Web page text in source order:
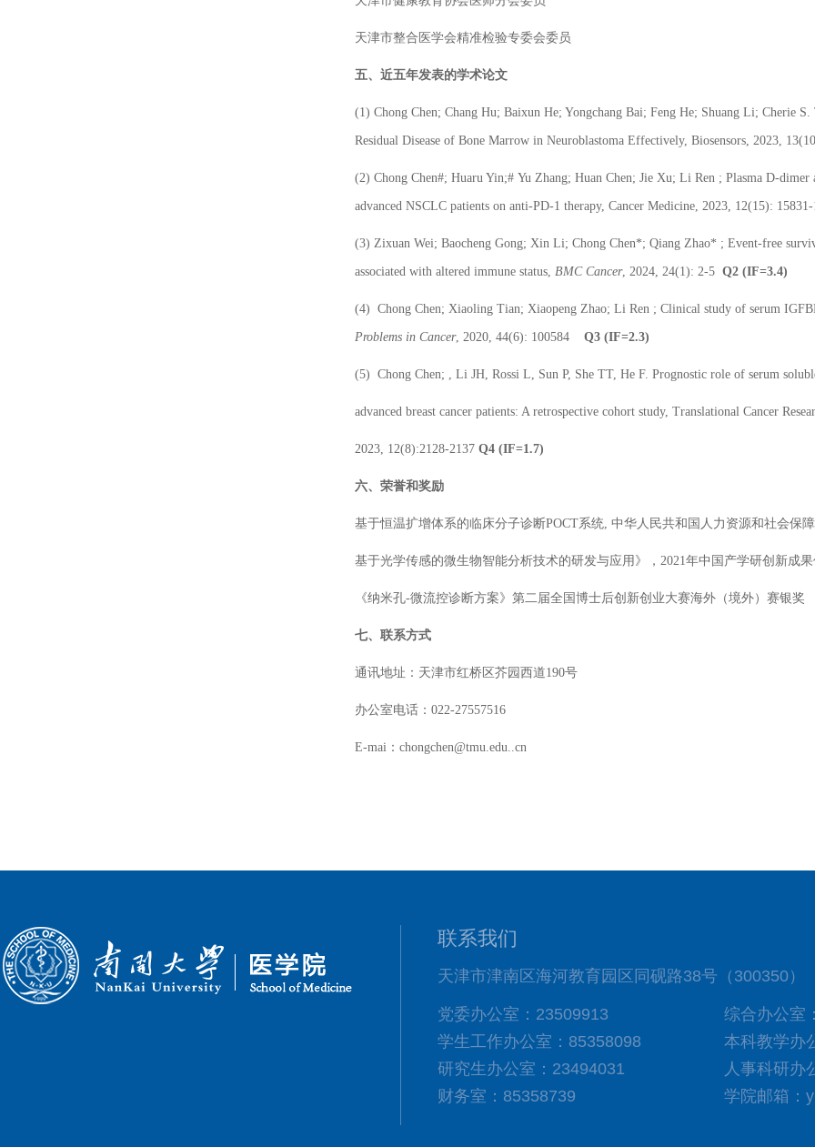
天津市整合医学会精准检验专委会委员
五、近五年发表的学术论文
(1) Chong Chen; Chang Hu; Baixun He; Yongchang Bai; Feng He; Shuang Li; Cherie
Residual Disease of Bone Marrow in Neuroblastoma Effectively, Biosensors, 2023,
(2) Chong Chen#; Huaru Yin;# Yu Zhang; Huan Chen; Jie Xu; Li Ren ; Plasma D‐dimer
advanced NSCLC patients on anti‐PD‐1 therapy, Cancer Medicine, 2023, 12(15):
(3) Zixuan Wei; Baocheng Gong; Xin Li; Chong Chen*; Qiang Zhao* ; Event-free
associated with altered immune status, BMC Cancer, 2024, 24(1): 2-5 Q2 (IF=3.4)
(4) Chong Chen; Xiaoling Tian; Xiaopeng Zhao; Li Ren ; Clinical study of serum
Problems in Cancer, 2020, 44(6): 100584 Q3 (IF=2.3)
(5) Chong Chen; , Li JH, Rossi L, Sun P, She TT, He F. Prognostic role of serum
advanced breast cancer patients: A retrospective cohort study, Translational Cancer
2023, 12(8):2128-2137 Q4 (IF=1.7)
六、荣誉和奖励
基于恒温扩增体系的临床分子诊断POCT系统, 中华人民共和国人力资源和社会保
基于光学传感的微生物智能分析技术的研发与应用》， 2021年中国产学研创新成
《纳米孔-微流控诊断方案》第二届全国博士后创新创业大赛海外（境外）赛银奖
七、联系方式
通讯地址：天津市红桥区芥园西道190号
办公室电话： 022-27557516
E-mai：chongchen@tmu.edu..cn
联系我们
天津市津南区海河教育园区同砚路38号（300350）
党委办公室：23509913
综合办公室
学生工作办公室：85358098
本科教学办
研究生办公室：23494031
人事科研办
财务室：85358739
学院邮箱：